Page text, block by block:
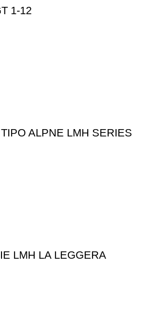
1-12
ALPNE LMH SERIES
LMH LA LEGGERA